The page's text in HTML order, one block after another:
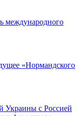
международного
«Нормандского
Украины с Россией